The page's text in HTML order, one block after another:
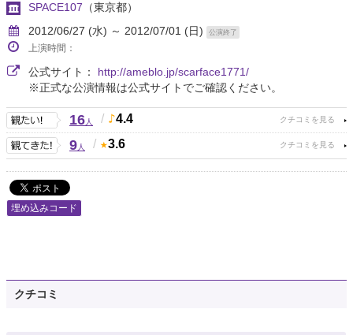
SPACE107 （東京都）
2012/06/27 (水) ～ 2012/07/01 (日)
公演終了
上演時間：
公式サイト： http://ameblo.jp/scarface1771/
※正式な公演情報は公式サイトでご確認ください。
16人 / 4.4
9人 / 3.6
埋め込みコード
クチコミ